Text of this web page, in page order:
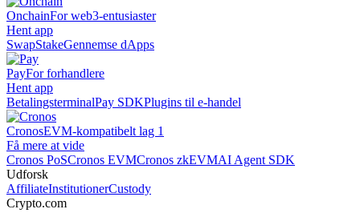
OnchainFor web3-entusiaster
Hent app
SwapStakeGennemse dApps
PayFor forhandlere
Hent app
BetalingsterminalPay SDKPlugins til e-handel
CronosEVM-kompatibelt lag 1
Få mere at vide
Cronos PoSCronos EVMCronos zkEVMAI Agent SDK
Udforsk
AffiliateInstitutionerCustody
Crypto.com